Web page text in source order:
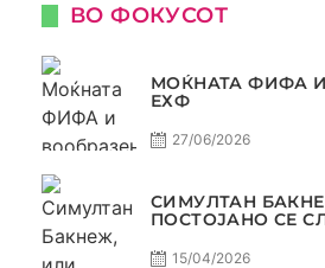
ВО ФОКУСОТ
МОЌНАТА ФИФА
ЕХФ
27/06/2026
СИМУЛТАН
ПОСТОЈАНО СЕ
15/04/2026